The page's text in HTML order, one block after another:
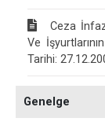
Ceza
Ve
Tarihi:
Genelge